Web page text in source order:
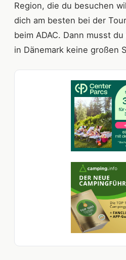
Region, die du besuchen
dich am besten bei der
beim ADAC. Dann musst
in Dänemark keine großen